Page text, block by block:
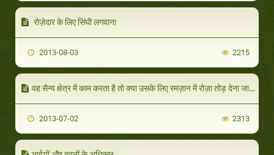
रोज़ेदार के लिए सिंघी लगवाना
2013-08-03 2215
वह सैन्य क्षेत्र में काम करता है तो क्या उसके लिए रमज़ान में रोज़ा तोड़ देना जाइज़ है ?
2013-07-02 2313